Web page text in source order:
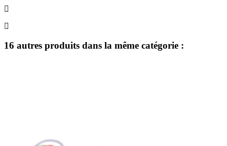
16 autres produits dans la même catégorie :